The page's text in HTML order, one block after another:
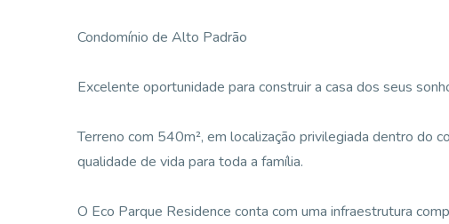
Condomínio de Alto Padrão
Excelente oportunidade para construir a casa dos seus
Terreno com 540m², em localização privilegiada dentro do
qualidade de vida para toda a família.
O Eco Parque Residence conta com uma infraestrutura